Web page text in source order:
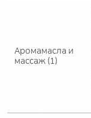
Аромамасла и
массаж (1)